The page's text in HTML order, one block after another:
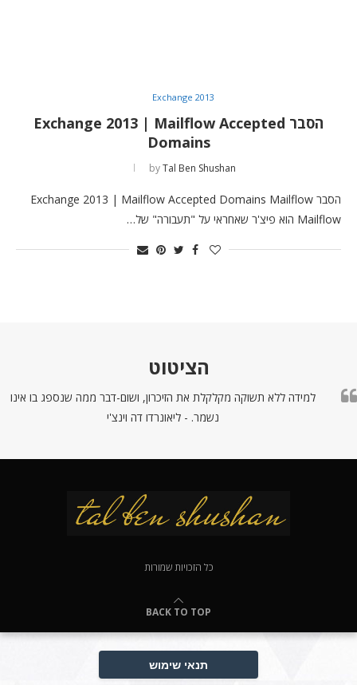
Exchange 2013
הסבר Exchange 2013 | Mailflow Accepted
Domains
byTal Ben Shushan
הסבר Exchange 2013 | Mailflow Accepted Domains Mailflow
Mailflow הוא פיצ'ר שאחראי על "תעבורה" של…
הציטוט
למידה ללא תשוקה מקלקלת את הזיכרון, ושום-דבר ממה שנספג בו אינו
נשמר. - ליאונרדו דה וינצ'י
כל הזכויות שמורות
BACK TO TOP
תנאי שימוש